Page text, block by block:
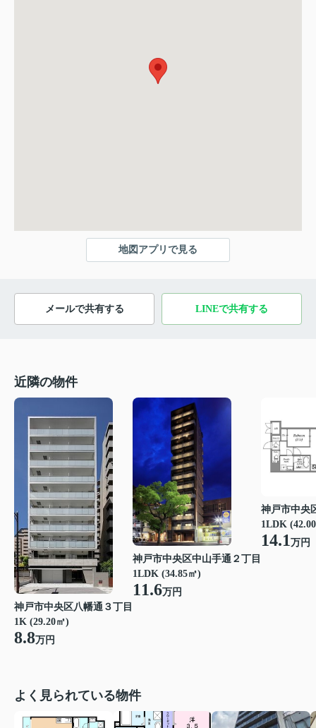
地図アプリで見る
メールで共有する LINEで共有する
近隣の物件
神戸市中央区八幡通３丁目
1K (29.20㎡)
8.8万円
神戸市中央区中山手通２丁目
1LDK (34.85㎡)
11.6万円
神戸市中央
1LDK
14.1万円
よく見られている物件